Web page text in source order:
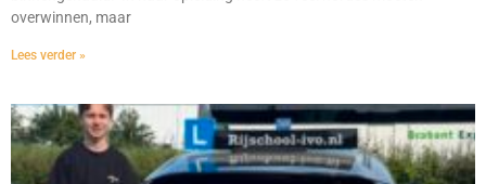
overwinnen, maar
Lees verder »